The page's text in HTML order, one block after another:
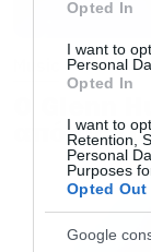
Opted In
I want to
Personal
Opted In
I want to
Retention,
Personal
Purposes
Opted Out
Google
λυκοπόδιου
– Οι φλόγες
μέχρι και τα
–
από τις